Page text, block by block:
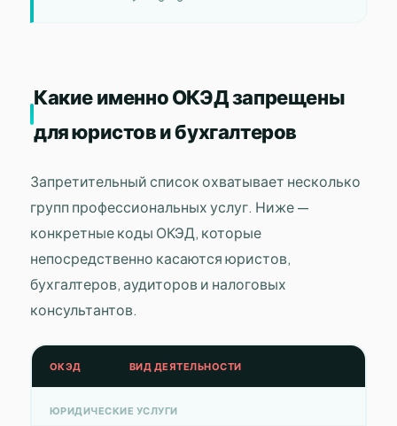
Какие именно ОКЭД запрещены
для юристов и бухгалтеров
Запретительный список охватывает несколько
групп профессиональных услуг. Ниже —
конкретные коды ОКЭД, которые
непосредственно касаются юристов,
бухгалтеров, аудиторов и налоговых
консультантов.
ОКЭД ВИД ДЕЯТЕЛЬНОСТИ
ЮРИДИЧЕСКИЕ УСЛУГИ